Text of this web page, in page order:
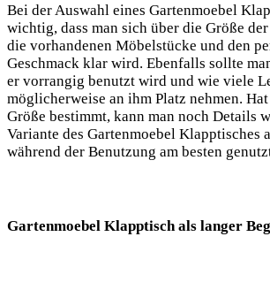
Bei der Auswahl eines Gartenmoebel
wichtig, dass man sich über die Größe
die vorhandenen Möbelstücke und den
Geschmack klar wird. Ebenfalls sollte
er vorrangig benutzt wird und wie viele
möglicherweise an ihm Platz nehmen.
Größe bestimmt, kann man noch Details
Variante des Gartenmoebel Klapptisches
während der Benutzung am besten
Gartenmoebel Klapptisch als langer